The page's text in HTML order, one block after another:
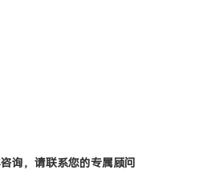
询，请联系您的专属顾问